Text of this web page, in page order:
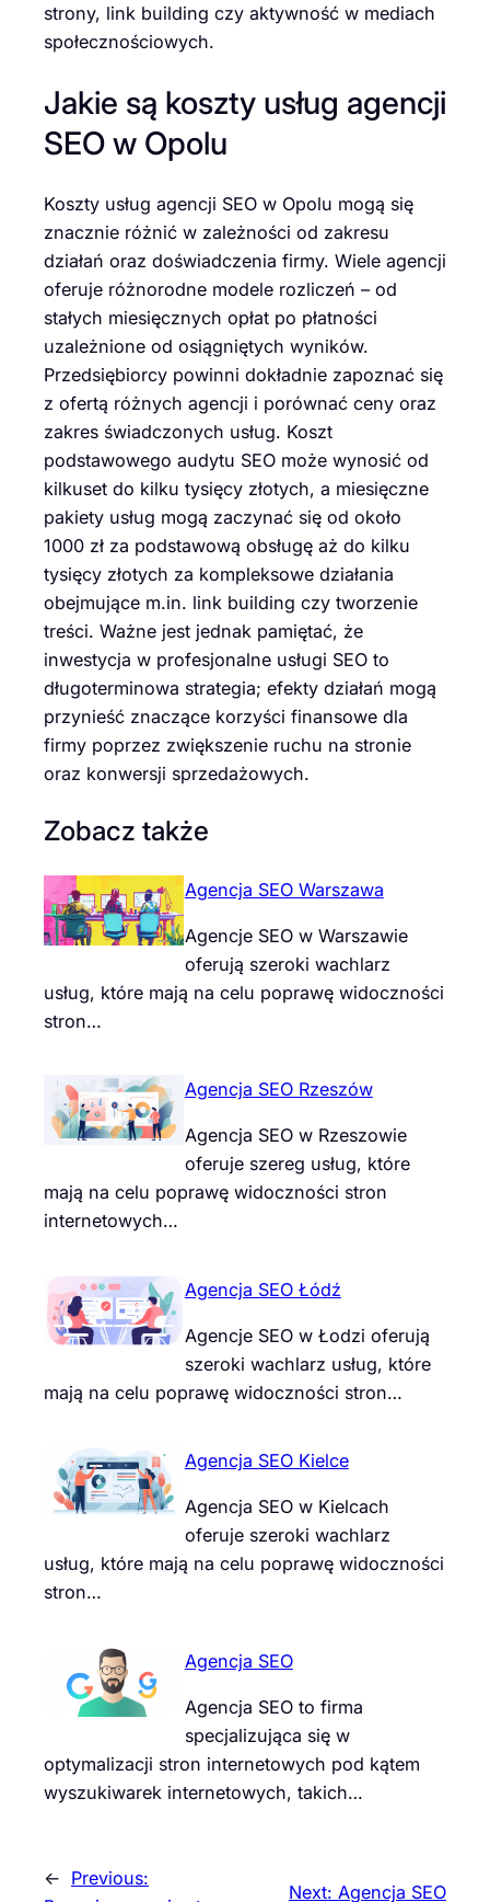
strony, link building czy aktywność w mediach
społecznościowych.
Jakie są koszty usług agencji
SEO w Opolu
Koszty usług agencji SEO w Opolu mogą się
znacznie różnić w zależności od zakresu
działań oraz doświadczenia firmy. Wiele agencji
oferuje różnorodne modele rozliczeń – od
stałych miesięcznych opłat po płatności
uzależnione od osiągniętych wyników.
Przedsiębiorcy powinni dokładnie zapoznać się
z ofertą różnych agencji i porównać ceny oraz
zakres świadczonych usług. Koszt
podstawowego audytu SEO może wynosić od
kilkuset do kilku tysięcy złotych, a miesięczne
pakiety usług mogą zaczynać się od około
1000 zł za podstawową obsługę aż do kilku
tysięcy złotych za kompleksowe działania
obejmujące m.in. link building czy tworzenie
treści. Ważne jest jednak pamiętać, że
inwestycja w profesjonalne usługi SEO to
długoterminowa strategia; efekty działań mogą
przynieść znaczące korzyści finansowe dla
firmy poprzez zwiększenie ruchu na stronie
oraz konwersji sprzedażowych.
Zobacz także
Agencja SEO Warszawa
Agencje SEO w Warszawie
oferują szeroki wachlarz
usług, które mają na celu poprawę widoczności
stron…
Agencja SEO Rzeszów
Agencja SEO w Rzeszowie
oferuje szereg usług, które
mają na celu poprawę widoczności stron
internetowych…
Agencja SEO Łódź
Agencje SEO w Łodzi oferują
szeroki wachlarz usług, które
mają na celu poprawę widoczności stron…
Agencja SEO Kielce
Agencja SEO w Kielcach
oferuje szeroki wachlarz
usług, które mają na celu poprawę widoczności
stron…
Agencja SEO
Agencja SEO to firma
specjalizująca się w
optymalizacji stron internetowych pod kątem
wyszukiwarek internetowych, takich…
← Previous:
Next: Agencja SEO